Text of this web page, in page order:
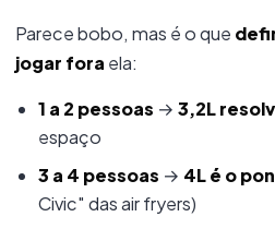
Parece bobo, mas é o que
jogar fora ela:
1 a 2 pessoas →3,2L
espaço
3 a 4 pessoas → 4L é o
Civic" das air fryers)